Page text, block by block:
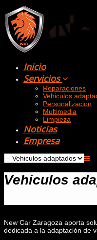
Inicio
Servicios
Reparaciones
Vehiculos
Personalizacion
Multimedia
Limpieza
Noticias
Empresa
Vehiculos
New Car Zaragoza aporta
dedicada a la adaptación de